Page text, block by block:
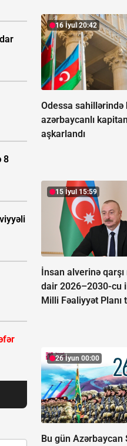
8
16 İyul 20:42
Odessa sahillərində
azərbaycanlı
aşkarlandı
15 İyul 15:59
İnsan alverinə
dair 2026–2030-cu
Milli Fəaliyyət Planı
26 İyun 00:00
Bu gün Azərbaycan